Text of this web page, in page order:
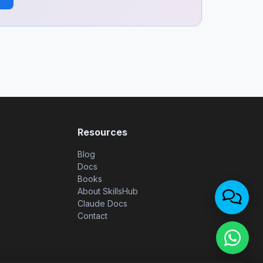
Resources
Blog
Docs
Books
About SkillsHub
Claude Docs
Contact